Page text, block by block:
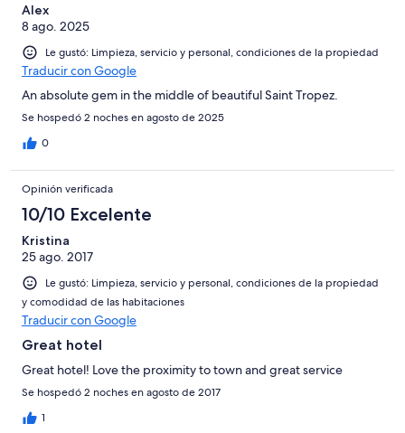
Alex
8 ago. 2025
Le gustó: Limpieza, servicio y personal, condiciones de la propiedad
Traducir con Google
An absolute gem in the middle of beautiful Saint Tropez.
Se hospedó 2 noches en agosto de 2025
0
Opinión verificada
10/10 Excelente
Kristina
25 ago. 2017
Le gustó: Limpieza, servicio y personal, condiciones de la propiedad
y comodidad de las habitaciones
Traducir con Google
Great hotel
Great hotel! Love the proximity to town and great service
Se hospedó 2 noches en agosto de 2017
1